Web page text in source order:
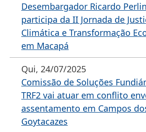
Desembargador Ricardo
participa da II Jornada de
Climática e Transformação
em Macapá
Qui, 24/07/2025
Comissão de Soluções
TRF2 vai atuar em conflito
assentamento em Campos
Goytacazes